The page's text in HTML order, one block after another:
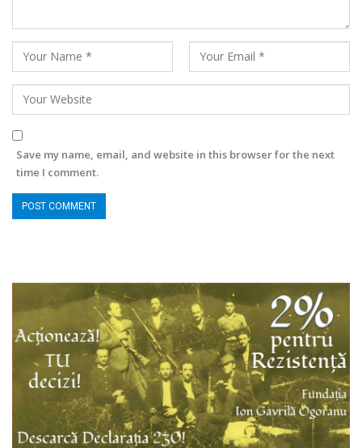
Save my name, email, and website in this browser for the next
time I comment.